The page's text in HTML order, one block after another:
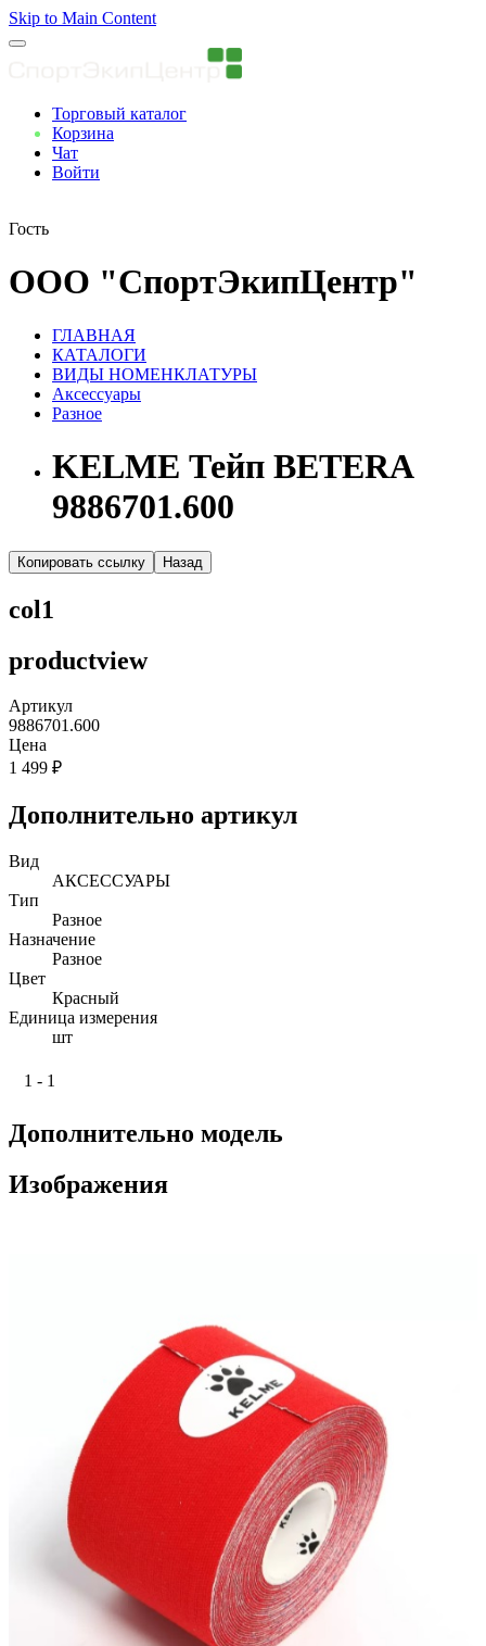
Skip to Main Content
Торговый каталог
Корзина
Чат
Войти
Гость
ООО "СпортЭкипЦентр"
ГЛАВНАЯ
КАТАЛОГИ
ВИДЫ НОМЕНКЛАТУРЫ
Аксессуары
Разное
KELME Тейп BETERA
9886701.600
Копировать ссылку Назад
col1
productview
Артикул
9886701.600
Цена
1 499 ₽
Дополнительно артикул
Вид
АКСЕССУАРЫ
Тип
Разное
Назначение
Разное
Цвет
Красный
Единица измерения
шт
1 - 1
Дополнительно модель
Изображения